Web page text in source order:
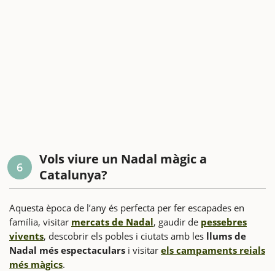
6
Vols viure un Nadal màgic a
Catalunya?
Aquesta època de l’any és perfecta per fer escapades en
família, visitar mercats de Nadal, gaudir de pessebres
vivents, descobrir els pobles i ciutats amb les llums de
Nadal més espectaculars i visitar els campaments reials
més màgics.